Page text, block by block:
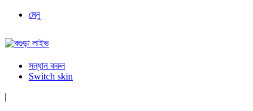
মেনু
সন্ধান করুন
Switch skin
|